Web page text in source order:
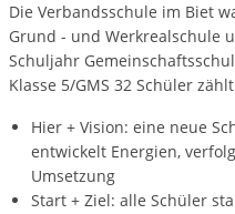
Die Verbandsschule im Biet
Grund - und Werkrealschule
Schuljahr
Klasse 5/GMS 32 Schüler
Hier + Vision: eine neue
entwickelt Energien,
Umsetzung
Start + Ziel: alle Schüler